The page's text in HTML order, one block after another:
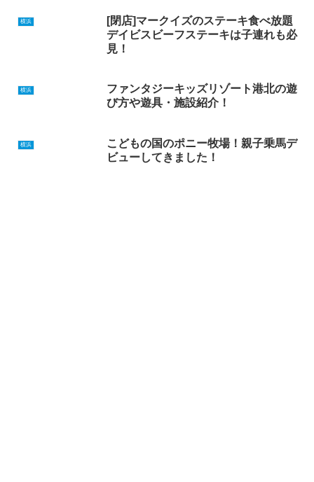
横浜
[閉店]マークイズのステーキ食べ放題
デイビスビーフステーキは子連れも必
見！
横浜
ファンタジーキッズリゾート港北の遊
び方や遊具・施設紹介！
横浜
こどもの国のポニー牧場！親子乗馬デ
ビューしてきました！